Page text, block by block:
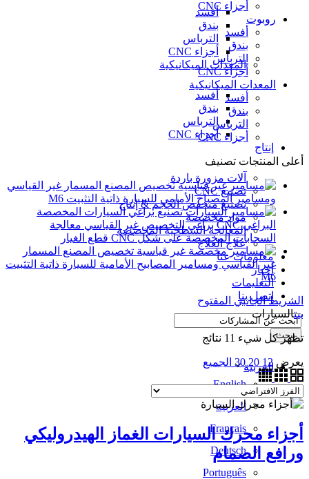
أفسد
بندق
الترباس
أجزاء CNC
المعدات الميكانيكية
أفسد
بندق
الترباس
أجزاء CNC
إنتاج
آلات مزورة باردة
تصنيع CNC
تصنيع منخفض الحجم & إنتاج
مواد مخصصة
المعالجة السطحية المخصصة
علاج العلاج
معلومات عنا
أخبار
التعليمات
اتصل بنا
يبحث
العربية
English
العربية
Français
Deutsch
Português
أجزاء CNC
روبوت
أفسد
بندق
الترباس
أجزاء CNC
المعدات الميكانيكية
أفسد
بندق
الترباس
أجزاء CNC
أعلى المنتجات تصنيف
تخصيص المصنع المسمار غير القياسي
ومسامير المصباح الأمامي للسيارة ذاتية التثبيت M6
تصنيع براغي السيارات المخصصة
البراغي CNC براغي التخصيص غير القياسي معالجة
السحابات المخصصة على شكل CNC قطع الغيار
تخصيص المصنع المسمار
غير القياسي ومسامير المصابيح الأمامية للسيارة ذاتية التثبيت
M6
الشريط الجانبي المفتوح
بيتالسيارات
تظهر كل شيء 11 نتائج
يعرض 12
20
30 الجميع
أجزاء محرك السيارات الغماز الهيدروليكي
ورافع الصمام